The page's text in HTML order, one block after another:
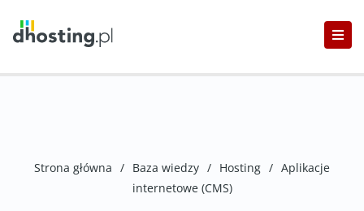
Strona główna / Baza wiedzy / Hosting / Aplikacje
internetowe (CMS)